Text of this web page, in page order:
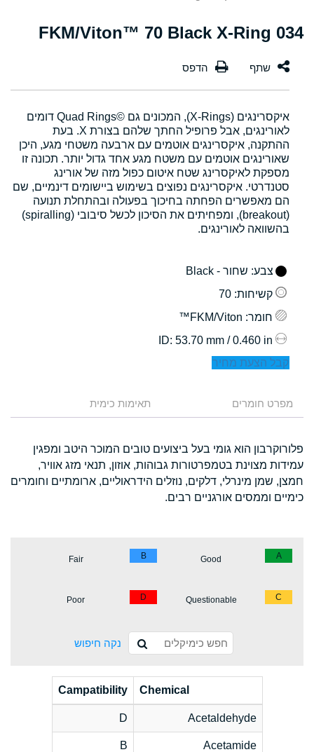
034 FKM/Viton™ 70 Black X-Ring
איקסרינגים (X-Rings), המכונים גם Quad Rings©‎ דומים
לאורינגים, אבל פרופיל החתך שלהם בצורת X. בעת
ההתקנה, איקסרינגים אוטמים עם ארבעה משטחי מגע, היכן
שאורינגים אוטמים עם משטח מגע אחד גדול יותר. תכונה זו
מספקת לאיקסרינג שטח איטום כפול מזה של אורינג
סטנדרטי. איקסרינגים נפוצים בשימוש ביישומים דינמיים, שם
הם מאפשרים הפחתה בחיכוך בפעולה ובהתחלת תנועה
(breakout), ומפחיתים את הסיכון לכשל סיבובי (spiralling)
בהשוואה לאורינגים.
צבע: שחור - Black
קשיחות: 70
חומר: FKM/Viton™
: 53.70 mm / 0.460 in
קבל הצעת מחיר
מפרט חומרים תאימות כימית
פלורוקרבון הוא גומי בעל ביצועים טובים המוכר היטב ומפגין
עמידות מצוינת בטמפרטורות גבוהות, אוזון, תנאי מזג אוויר,
חמצן, שמן מינרלי, דלקים, נוזלים הידראוליים, ארומתיים וחומרים
כימיים וממסים אורגניים רבים.
A
Good
B
Fair
C
Questionable
D
Poor
נקה חיפוש
Chemical
Campatibility
Acetaldehyde
D
Acetamide
B